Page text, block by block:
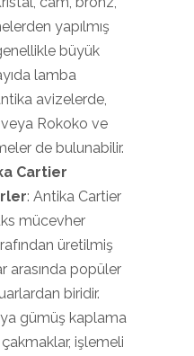
yapılmış
büyük
lamba
avizelerde,
Rokoko ve
de bulunabilir.
Cartier
: Antika Cartier
mücevher
üretilmiş
arasında popüler
biridir.
gümüş kaplama
işlemeli